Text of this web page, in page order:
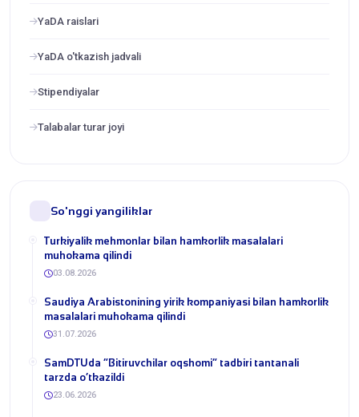
YaDA raislari
YaDA o'tkazish jadvali
Stipendiyalar
Talabalar turar joyi
So'nggi yangiliklar
Turkiyalik mehmonlar bilan hamkorlik masalalari
muhokama qilindi
03.08.2026
​Saudiya Arabistonining yirik kompaniyasi bilan hamkorlik
masalalari muhokama qilindi
31.07.2026
​SamDTUda “Bitiruvchilar oqshomi” tadbiri tantanali
tarzda o‘tkazildi
23.06.2026